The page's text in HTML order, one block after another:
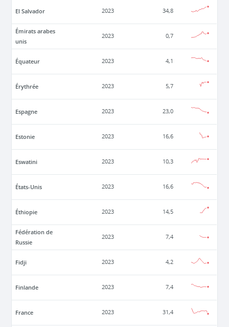
El Salvador 2023 34,8
Émirats arabes
unis
2023 0,7
Équateur 2023 4,1
Érythrée 2023 5,7
Espagne 2023 23,0
Estonie 2023 16,6
Eswatini 2023 10,3
États-Unis 2023 16,6
Éthiopie 2023 14,5
Fédération de
Russie
2023 7,4
Fidji 2023 4,2
Finlande 2023 7,4
France 2023 31,4